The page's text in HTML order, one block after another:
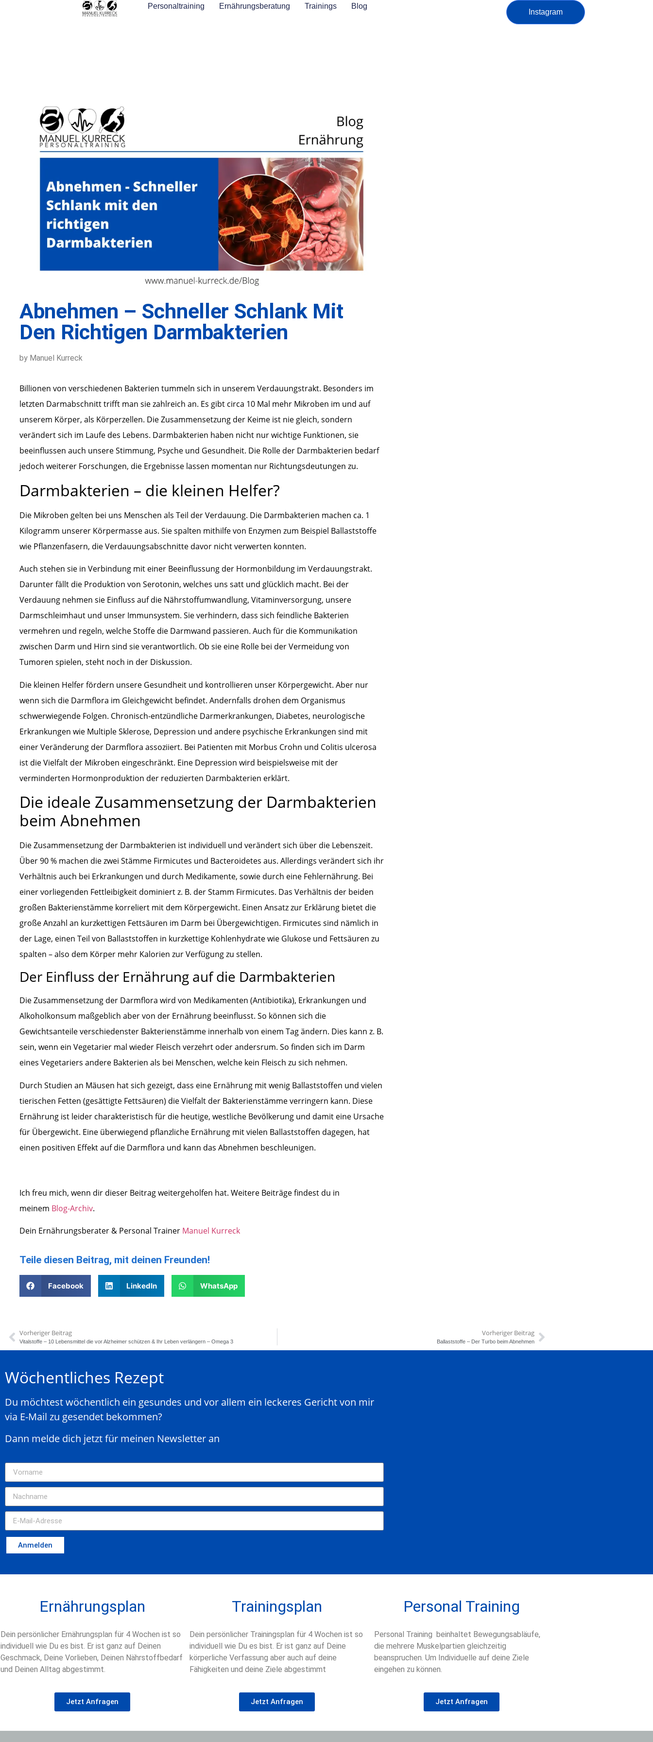
Personaltraining Ernährungsberatung Trainings Blog
Instagram
Abnehmen – Schneller Schlank Mit
Den Richtigen Darmbakterien
by Manuel Kurreck
Billionen von verschiedenen Bakterien tummeln sich in unserem Verdauungstrakt. Besonders im
letzten Darmabschnitt trifft man sie zahlreich an. Es gibt circa 10 Mal mehr Mikroben im und auf
unserem Körper, als Körperzellen. Die Zusammensetzung der Keime ist nie gleich, sondern
verändert sich im Laufe des Lebens. Darmbakterien haben nicht nur wichtige Funktionen, sie
beeinflussen auch unsere Stimmung, Psyche und Gesundheit. Die Rolle der Darmbakterien bedarf
jedoch weiterer Forschungen, die Ergebnisse lassen momentan nur Richtungsdeutungen zu.
Darmbakterien – die kleinen Helfer?
Die Mikroben gelten bei uns Menschen als Teil der Verdauung. Die Darmbakterien machen ca. 1
Kilogramm unserer Körpermasse aus. Sie spalten mithilfe von Enzymen zum Beispiel Ballaststoffe
wie Pflanzenfasern, die Verdauungsabschnitte davor nicht verwerten konnten.
Auch stehen sie in Verbindung mit einer Beeinflussung der Hormonbildung im Verdauungstrakt.
Darunter fällt die Produktion von Serotonin, welches uns satt und glücklich macht. Bei der
Verdauung nehmen sie Einfluss auf die Nährstoffumwandlung, Vitaminversorgung, unsere
Darmschleimhaut und unser Immunsystem. Sie verhindern, dass sich feindliche Bakterien
vermehren und regeln, welche Stoffe die Darmwand passieren. Auch für die Kommunikation
zwischen Darm und Hirn sind sie verantwortlich. Ob sie eine Rolle bei der Vermeidung von
Tumoren spielen, steht noch in der Diskussion.
Die kleinen Helfer fördern unsere Gesundheit und kontrollieren unser Körpergewicht. Aber nur
wenn sich die Darmflora im Gleichgewicht befindet. Andernfalls drohen dem Organismus
schwerwiegende Folgen. Chronisch-entzündliche Darmerkrankungen, Diabetes, neurologische
Erkrankungen wie Multiple Sklerose, Depression und andere psychische Erkrankungen sind mit
einer Veränderung der Darmflora assoziiert. Bei Patienten mit Morbus Crohn und Colitis ulcerosa
ist die Vielfalt der Mikroben eingeschränkt. Eine Depression wird beispielsweise mit der
verminderten Hormonproduktion der reduzierten Darmbakterien erklärt.
Die ideale Zusammensetzung der Darmbakterien
beim Abnehmen
Die Zusammensetzung der Darmbakterien ist individuell und verändert sich über die Lebenszeit.
Über 90 % machen die zwei Stämme Firmicutes und Bacteroidetes aus. Allerdings verändert sich ihr
Verhältnis auch bei Erkrankungen und durch Medikamente, sowie durch eine Fehlernährung. Bei
einer vorliegenden Fettleibigkeit dominiert z. B. der Stamm Firmicutes. Das Verhältnis der beiden
großen Bakterienstämme korreliert mit dem Körpergewicht. Einen Ansatz zur Erklärung bietet die
große Anzahl an kurzkettigen Fettsäuren im Darm bei Übergewichtigen. Firmicutes sind nämlich in
der Lage, einen Teil von Ballaststoffen in kurzkettige Kohlenhydrate wie Glukose und Fettsäuren zu
spalten – also dem Körper mehr Kalorien zur Verfügung zu stellen.
Der Einfluss der Ernährung auf die Darmbakterien
Die Zusammensetzung der Darmflora wird von Medikamenten (Antibiotika), Erkrankungen und
Alkoholkonsum maßgeblich aber von der Ernährung beeinflusst. So können sich die
Gewichtsanteile verschiedenster Bakterienstämme innerhalb von einem Tag ändern. Dies kann z. B.
sein, wenn ein Vegetarier mal wieder Fleisch verzehrt oder andersrum. So finden sich im Darm
eines Vegetariers andere Bakterien als bei Menschen, welche kein Fleisch zu sich nehmen.
Durch Studien an Mäusen hat sich gezeigt, dass eine Ernährung mit wenig Ballaststoffen und vielen
tierischen Fetten (gesättigte Fettsäuren) die Vielfalt der Bakterienstämme verringern kann. Diese
Ernährung ist leider charakteristisch für die heutige, westliche Bevölkerung und damit eine Ursache
für Übergewicht. Eine überwiegend pflanzliche Ernährung mit vielen Ballaststoffen dagegen, hat
einen positiven Effekt auf die Darmflora und kann das Abnehmen beschleunigen.
Ich freu mich, wenn dir dieser Beitrag weitergeholfen hat. Weitere Beiträge findest du in
meinem Blog-Archiv.
Dein Ernährungsberater & Personal Trainer Manuel Kurreck
Teile diesen Beitrag, mit deinen Freunden!
Facebook LinkedIn WhatsApp
Vorheriger Beitrag
Vitalstoffe – 10 Lebensmittel die vor Alzheimer schützen & Ihr Leben verlängern – Omega 3
Vorheriger Beitrag
Ballaststoffe – Der Turbo beim Abnehmen
Wöchentliches Rezept
Du möchtest wöchentlich ein gesundes und vor allem ein leckeres Gericht von mir
via E-Mail zu gesendet bekommen?
Dann melde dich jetzt für meinen Newsletter an
Anmelden
Ernährungsplan
Dein persönlicher Ernährungsplan für 4 Wochen ist so
individuell wie Du es bist. Er ist ganz auf Deinen
Geschmack, Deine Vorlieben, Deinen Nährstoffbedarf
und Deinen Alltag abgestimmt.
Jetzt Anfragen
Trainingsplan
Dein persönlicher Trainingsplan für 4 Wochen ist so
individuell wie Du es bist. Er ist ganz auf Deine
körperliche Verfassung aber auch auf deine
Fähigkeiten und deine Ziele abgestimmt
Jetzt Anfragen
Personal Training
Personal Training beinhaltet Bewegungsabläufe,
die mehrere Muskelpartien gleichzeitig
beanspruchen. Um Individuelle auf deine Ziele
eingehen zu können.
Jetzt Anfragen